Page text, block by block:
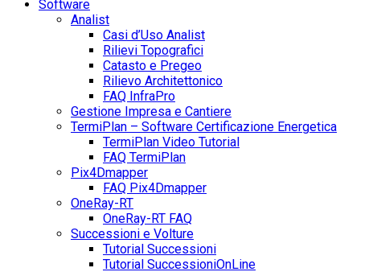
Software
Analist
Casi d’Uso Analist
Rilievi Topografici
Catasto e Pregeo
Rilievo Architettonico
FAQ InfraPro
Gestione Impresa e Cantiere
TermiPlan – Software Certificazione Energetica
TermiPlan Video Tutorial
FAQ TermiPlan
Pix4Dmapper
FAQ Pix4Dmapper
OneRay-RT
OneRay-RT FAQ
Successioni e Volture
Tutorial Successioni
Tutorial SuccessioniOnLine